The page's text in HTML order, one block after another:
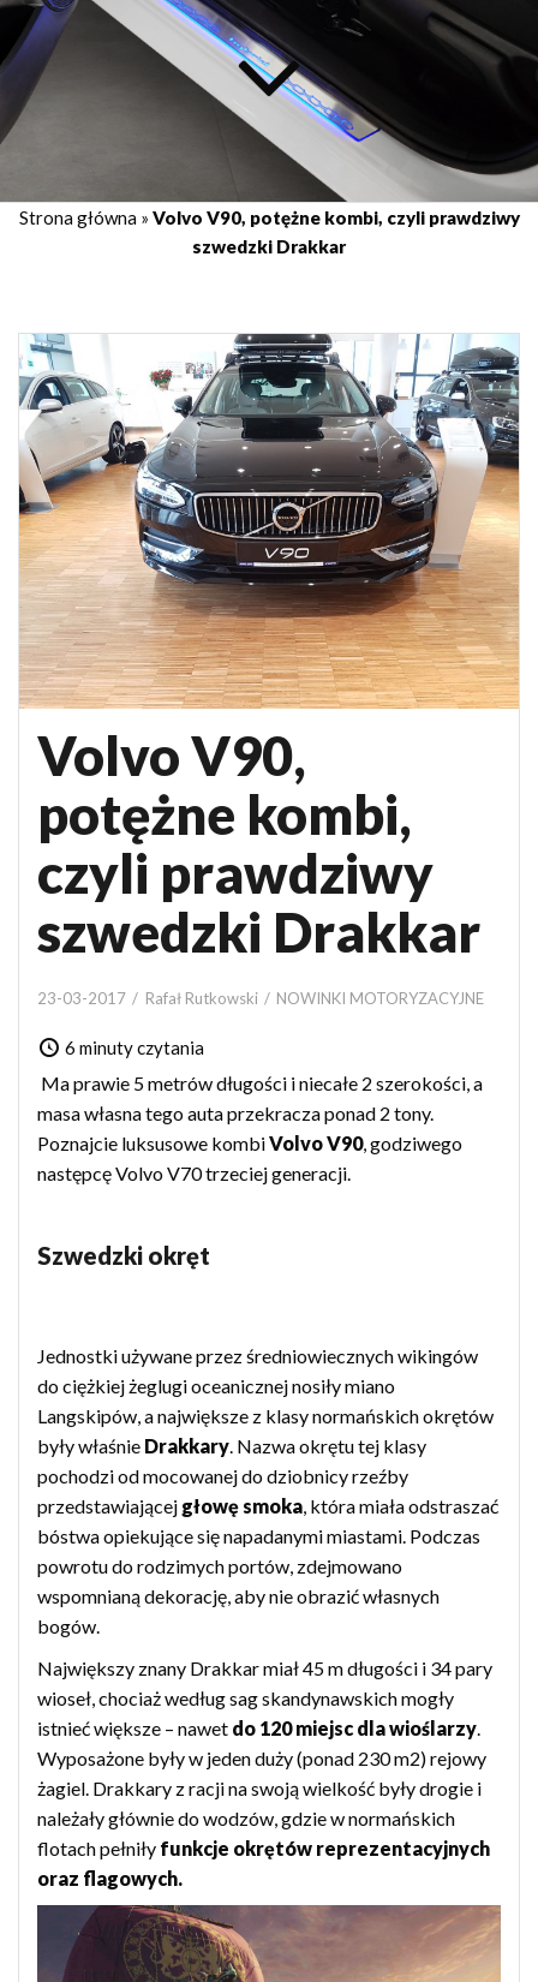
Strona główna» Volvo V90, potężne kombi, czyli prawdziwy
szwedzki Drakkar
Volvo V90,
potężne kombi,
czyli prawdziwy
szwedzki Drakkar
23-03-2017 Rafał Rutkowski NOWINKI MOTORYZACYJNE
6 minuty czytania
Ma prawie 5 metrów długości i niecałe 2 szerokości, a
masa własna tego auta przekracza ponad 2 tony.
Poznajcie luksusowe kombiVolvo V90, godziwego
następcę Volvo V70 trzeciej generacji.
Szwedzki okręt
Jednostki używane przez średniowiecznych wikingów
do ciężkiej żeglugi oceanicznej nosiły miano
Langskipów, a największe z klasy normańskich okrętów
były właśnie Drakkary. Nazwa okrętu tej klasy
pochodzi od mocowanej do dziobnicy rzeźby
przedstawiającej głowę smoka, która miała odstraszać
bóstwa opiekujące się napadanymi miastami. Podczas
powrotu do rodzimych portów, zdejmowano
wspomnianą dekorację, aby nie obrazić własnych
bogów.
Największy znany Drakkar miał 45 m długości i 34 pary
wioseł, chociaż według sag skandynawskich mogły
istnieć większe – nawet do 120 miejsc dla wioślarzy.
Wyposażone były w jeden duży (ponad 230 m2) rejowy
żagiel. Drakkary z racji na swoją wielkość były drogie i
należały głównie do wodzów, gdzie w normańskich
flotach pełniły funkcje okrętów reprezentacyjnych
oraz flagowych.